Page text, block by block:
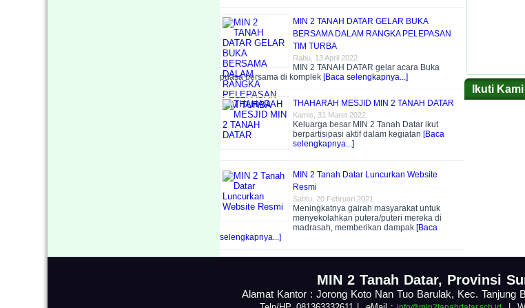
MIN 2 TANAH DATAR GELAR BUKA
BERSAMA DALAM RANGKA PELEPASAN
TIM TURBA
Rabu, 13 April 2022
MIN 2 TANAH DATAR gelar acara Buka
puasa bersama di komplek [Baca selengkapnya...]
THAHARAH MESJID MIN 2 TANAH DATAR
Kamis, 31 Maret 2022
Keluarga besar MIN 2 Tanah Datar ikut
berpartisipasi aktif dalam kegiatan [Baca
selengkapnya...]
MIN 2 Tanah Datar Luncurkan Website
Resmi
Sabtu, 20 Februari 2021
Meningkatnya gairah masyarakat untuk
menyekolahkan putera/puteri mereka di
madrasah, memberikan dampak [Baca
selengkapnya...]
Ikuti
MIN 2 Tanah Datar, Provinsi
Alamat Kantor : Jorong Koto Nan Tuo Barulak, Kec. Tanjung